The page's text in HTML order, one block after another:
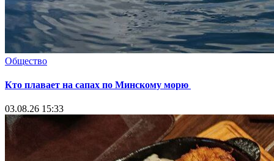
Общество
Кто плавает на сапах по Минскому морю
03.08.26 15:33